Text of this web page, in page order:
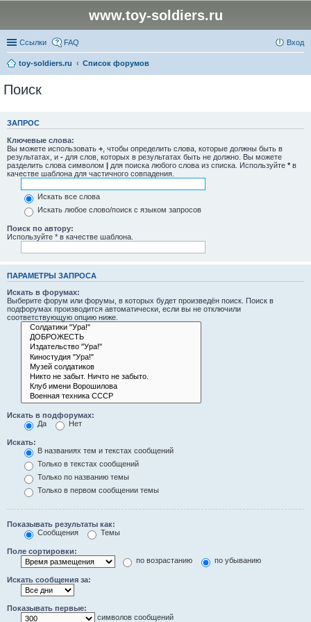
www.toy-soldiers.ru
Ссылки FAQ Вход
toy-soldiers.ru Список форумов
Поиск
ЗАПРОС
Ключевые слова:
Вы можете использовать + , чтобы определить слова, которые должны быть в
результатах, и - для слов, которых в результатах быть не должно. Вы можете
разделить слова символом | для поиска любого слова из списка. Используйте * в
качестве шаблона для частичного совпадения.
Искать все слова
Искать любое слово/поиск с языком запросов
Поиск по автору:
Используйте * в качестве шаблона.
ПАРАМЕТРЫ ЗАПРОСА
Искать в форумах:
Выберите форум или форумы, в которых будет произведён поиск. Поиск в
подфорумах производится автоматически, если вы не отключили
соответствующую опцию ниже.
Искать в подфорумах:
Да
Нет
Искать:
В названиях тем и текстах сообщений
Только в текстах сообщений
Только по названию темы
Только в первом сообщении темы
Показывать результаты как:
Сообщения
Темы
Поле сортировки:
по возрастанию
по убыванию
Искать сообщения за:
Показывать первые:
символов сообщений